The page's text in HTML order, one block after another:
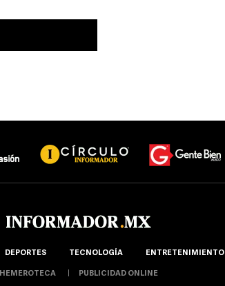
DEPORTES TECNOLOGÍA ENTRETENIMIENTO
HEMEROTECA PUBLICIDAD ONLINE